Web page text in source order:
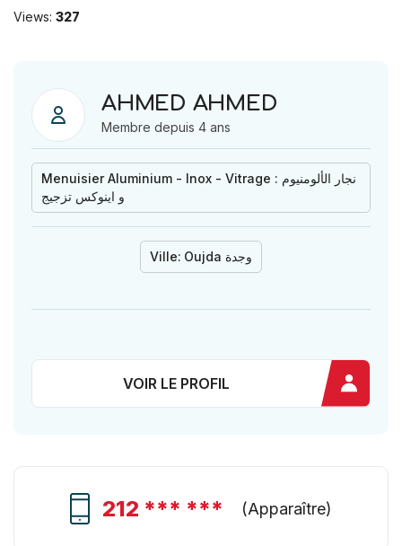
Views: 327
AHMED AHMED
Membre depuis 4 ans
Menuisier Aluminium - Inox - Vitrage : نجار الألومنيوم
و اينوكس تزجيج
Ville: Oujda وجدة
VOIR LE PROFIL
212 *** *** (Apparaître)